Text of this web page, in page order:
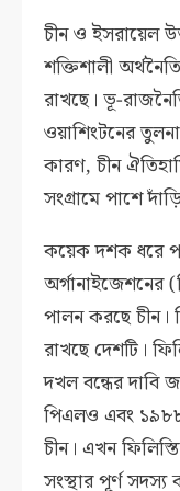
চীন ও ইসরায়েল
শক্তিশালী
রাখছে। ভূ-
ওয়াশিংটনের
কারণ, চীন
সংগ্রামে পাশে
কয়েক দশক ধরে
অর্গানাইজেশনের
পালন করছে চীন।
রাখছে দেশটি।
দখল বন্ধের দাবি
পিএলও এবং ১৯৮৮
চীন। এখন
সংস্থার পূর্ণ সদস্য